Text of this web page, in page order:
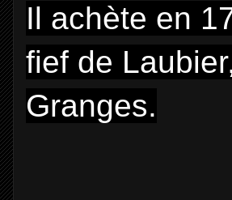
Il achète en
fief de
Granges.